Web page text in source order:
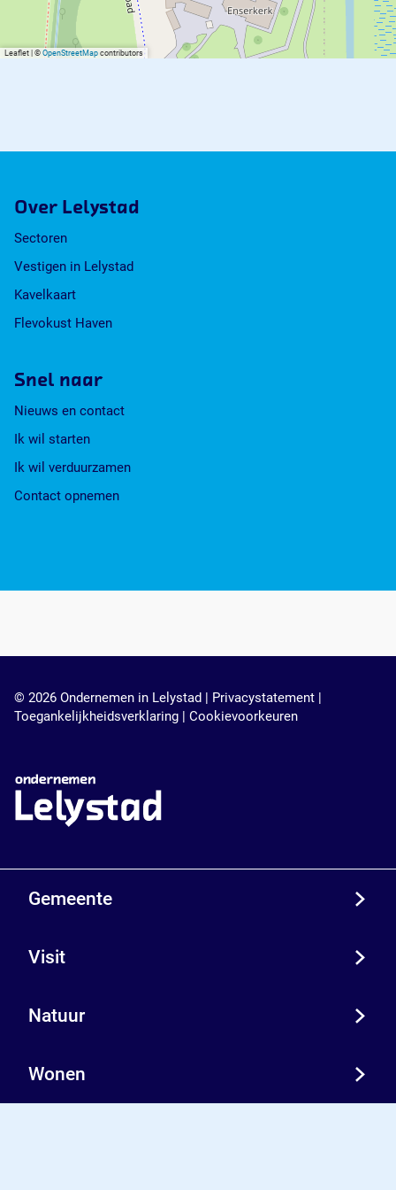
Leaflet © OpenStreetMap contributors
Over Lelystad
Sectoren
Vestigen in Lelystad
Kavelkaart
Flevokust Haven
Snel naar
Nieuws en contact
Ik wil starten
Ik wil verduurzamen
Contact opnemen
© 2026 Ondernemen in Lelystad | Privacystatement |
Toegankelijkheidsverklaring | Cookievoorkeuren
Gemeente
Visit
Natuur
Wonen